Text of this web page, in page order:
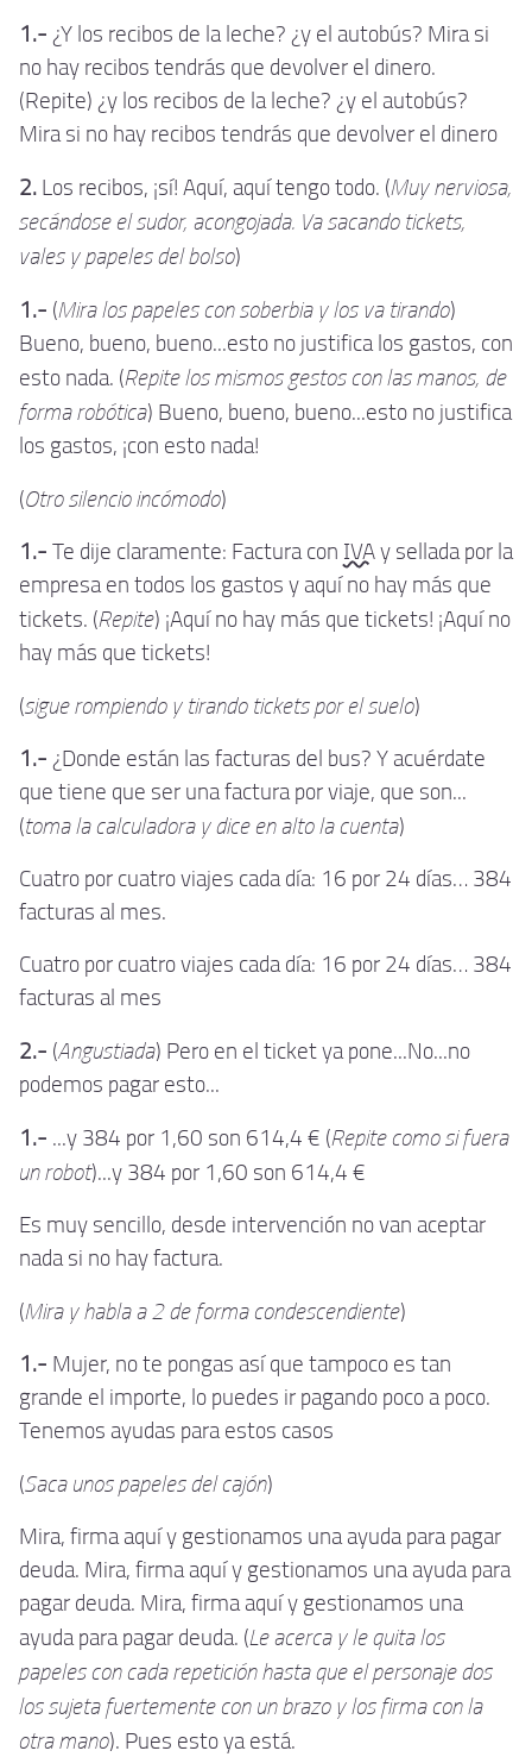
1.- ¿Y los recibos de la leche? ¿y el autobús? Mira si
no hay recibos tendrás que devolver el dinero.
(Repite) ¿y los recibos de la leche? ¿y el autobús?
Mira si no hay recibos tendrás que devolver el dinero
2. Los recibos, ¡sí! Aquí, aquí tengo todo. (Muy nerviosa,
secándose el sudor, acongojada. Va sacando tickets,
vales y papeles del bolso)
1.- (Mira los papeles con soberbia y los va tirando)
Bueno, bueno, bueno...esto no justifica los gastos, con
esto nada. (Repite los mismos gestos con las manos, de
forma robótica) Bueno, bueno, bueno...esto no justifica
los gastos, ¡con esto nada!
(Otro silencio incómodo)
1.- Te dije claramente: Factura con IVAy sellada por la
empresa en todos los gastos y aquí no hay más que
tickets. (Repite) ¡Aquí no hay más que tickets! ¡Aquí no
hay más que tickets!
(sigue rompiendo y tirando tickets por el suelo)
1.- ¿Donde están las facturas del bus? Y acuérdate
que tiene que ser una factura por viaje, que son...
(toma la calculadora y dice en alto la cuenta)
Cuatro por cuatro viajes cada día: 16 por 24 días… 384
facturas al mes.
Cuatro por cuatro viajes cada día: 16 por 24 días… 384
facturas al mes
2.- (Angustiada) Pero en el ticket ya pone...No...no
podemos pagar esto...
1.- ...y 384 por 1,60 son 614,4 € (Repite como si fuera
un robot)...y 384 por 1,60 son 614,4 €
Es muy sencillo, desde intervención no van aceptar
nada si no hay factura.
(Mira y habla a 2 de forma condescendiente)
1.- Mujer, no te pongas así que tampoco es tan
grande el importe, lo puedes ir pagando poco a poco.
Tenemos ayudas para estos casos
(Saca unos papeles del cajón)
Mira, firma aquí y gestionamos una ayuda para pagar
deuda. Mira, firma aquí y gestionamos una ayuda para
pagar deuda. Mira, firma aquí y gestionamos una
ayuda para pagar deuda. (Le acerca y le quita los
papeles con cada repetición hasta que el personaje dos
los sujeta fuertemente con un brazo y los firma con la
otra mano). Pues esto ya está.